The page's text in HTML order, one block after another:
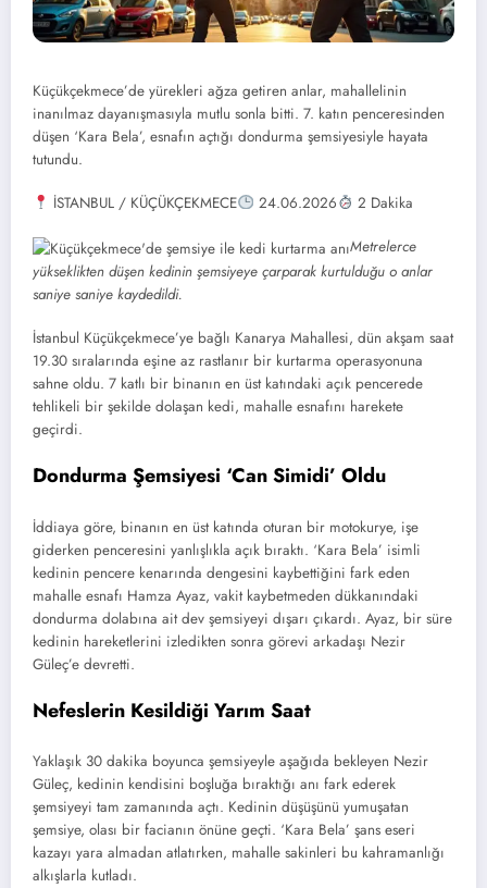
Küçükçekmece’de yürekleri ağza getiren anlar, mahallelinin
inanılmaz dayanışmasıyla mutlu sonla bitti. 7. katın penceresinden
düşen ‘Kara Bela’, esnafın açtığı dondurma şemsiyesiyle hayata
tutundu.
İSTANBUL / KÜÇÜKÇEKMECE 24.06.2026 2 Dakika
Metrelerce
yükseklikten düşen kedinin şemsiyeye çarparak kurtulduğu o anlar
saniye saniye kaydedildi.
İstanbul Küçükçekmece’ye bağlı Kanarya Mahallesi, dün akşam saat
19.30 sıralarında eşine az rastlanır bir kurtarma operasyonuna
sahne oldu. 7 katlı bir binanın en üst katındaki açık pencerede
tehlikeli bir şekilde dolaşan kedi, mahalle esnafını harekete
geçirdi.
Dondurma Şemsiyesi ‘Can Simidi’ Oldu
İddiaya göre, binanın en üst katında oturan bir motokurye, işe
giderken penceresini yanlışlıkla açık bıraktı. ‘Kara Bela’ isimli
kedinin pencere kenarında dengesini kaybettiğini fark eden
mahalle esnafı Hamza Ayaz, vakit kaybetmeden dükkanındaki
dondurma dolabına ait dev şemsiyeyi dışarı çıkardı. Ayaz, bir süre
kedinin hareketlerini izledikten sonra görevi arkadaşı Nezir
Güleç’e devretti.
Nefeslerin Kesildiği Yarım Saat
Yaklaşık 30 dakika boyunca şemsiyeyle aşağıda bekleyen Nezir
Güleç, kedinin kendisini boşluğa bıraktığı anı fark ederek
şemsiyeyi tam zamanında açtı. Kedinin düşüşünü yumuşatan
şemsiye, olası bir facianın önüne geçti. ‘Kara Bela’ şans eseri
kazayı yara almadan atlatırken, mahalle sakinleri bu kahramanlığı
alkışlarla kutladı.